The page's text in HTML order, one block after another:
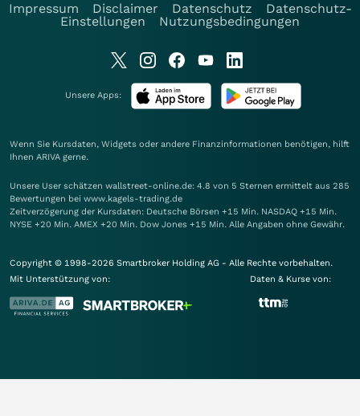
Impressum
Disclaimer Datenschutz
Datenschutz-
Einstellungen
Nutzungsbedingungen
Unsere Apps:
Wenn Sie Kursdaten, Widgets oder andere Finanzinformationen benötigen, hilft
Ihnen ARIVA gerne.
Unsere User schätzen wallstreet-online.de: 4.8 von 5 Sternen ermittelt aus 285
Bewertungen bei www.kagels-trading.de
Zeitverzögerung der Kursdaten: Deutsche Börsen +15 Min. NASDAQ +15 Min.
NYSE +20 Min. AMEX +20 Min. Dow Jones +15 Min. Alle Angaben ohne Gewähr.
Copyright © 1998-2026 Smartbroker Holding AG - Alle Rechte vorbehalten.
Mit Unterstützung von:
Daten & Kurse von: